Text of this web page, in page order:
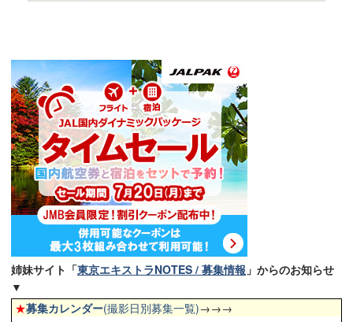
姉妹サイト「東京エキストラNOTES / 募集情報 」からのお知らせ
▼
★募集カレンダー(撮影日別募集一覧)→→→